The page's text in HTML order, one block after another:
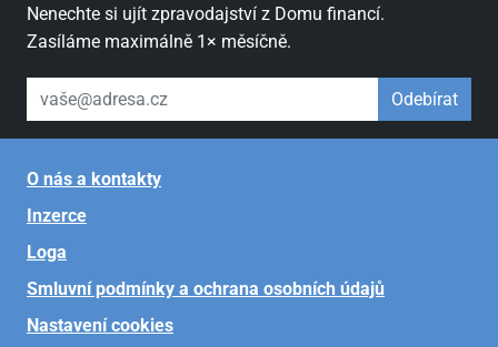
Nenechte si ujít zpravodajství z Domu financí.
Zasíláme maximálně 1× měsíčně.
váš email Odebírat
O nás a kontakty
Inzerce
Loga
Smluvní podmínky a ochrana osobních údajů
Nastavení cookies